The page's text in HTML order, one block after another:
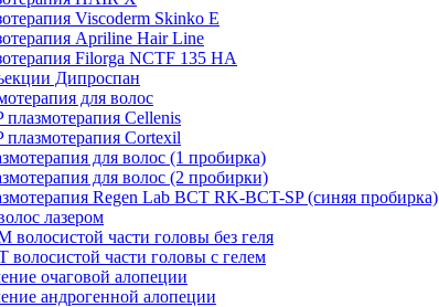
Viscoderm Skinko E
Apriline Hair Line
Filorga NCTF 135 HA
Дипроспан
для волос
плазмотерапия Cellenis
плазмотерапия Cortexil
для волос (1 пробирка)
для волос (2 пробирки)
Regen Lab BCT RK-BCT-SP (синяя пробирка)
лазером
волосистой части головы без геля
волосистой части головы с гелем
очаговой алопеции
андрогенной алопеции